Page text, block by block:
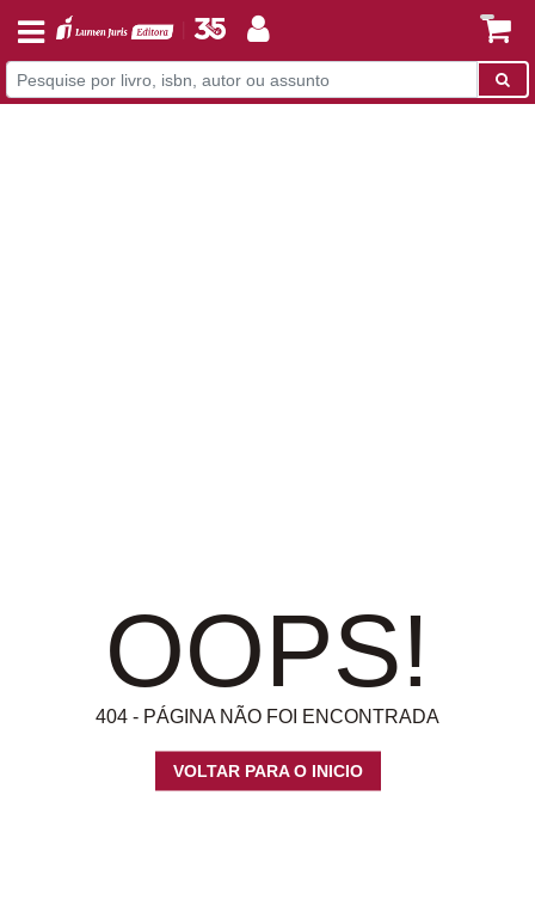
OOPS!
404 - PÁGINA NÃO FOI ENCONTRADA
VOLTAR PARA O INICIO